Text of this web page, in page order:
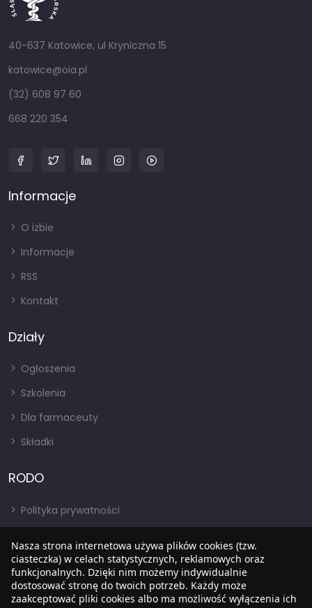
40-637 Katowice, ul Kryniczna 15
katowice@oia.pl
(32) 608 97 60
668 220 354
Informacje
O izbie
Informacje
RSS
Kontakt
Działy
Ogłoszenia
Szkolenia
Dla farmaceuty
Składki
RODO
Polityka prywatności
RODO
BIP
Nasza strona internetowa używa plików cookies (tzw.
ciasteczka) w celach statystycznych, reklamowych oraz
funkcjonalnych. Dzięki nim możemy indywidualnie
dostosować stronę do twoich potrzeb. Każdy może
zaakceptować pliki cookies albo ma możliwość wyłączenia ich